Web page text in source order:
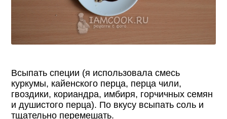
Всыпать специи (я использовала смесь
куркумы, кайенского перца, перца чили,
гвоздики, кориандра, имбиря, горчичных семян
и душистого перца). По вкусу всыпать соль и
тщательно перемешать.